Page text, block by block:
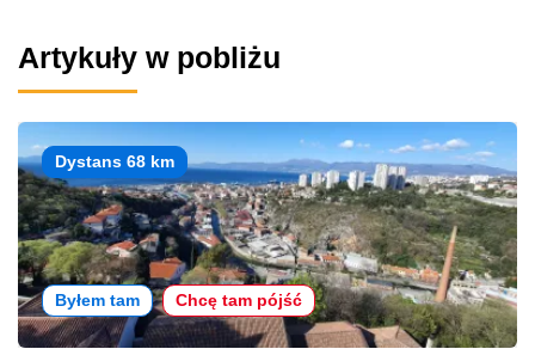
Artykuły w pobliżu
Dystans 68 km
Byłem tam Chcę tam pójść